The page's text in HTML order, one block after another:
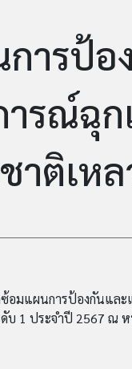
ารป้
รณ์ฉุก
าติเห
ซ้อมแผนการป้องกันแล
บ 1 ประจำปี 2567 ณ